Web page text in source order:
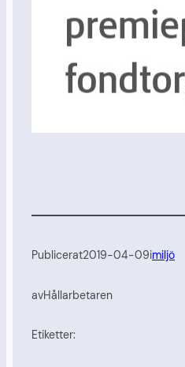
Publicerat2019-04-09imiljö
avHållarbetaren
Etiketter: